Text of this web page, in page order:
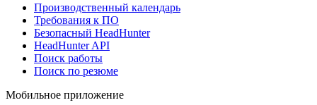
Производственный календарь
Требования к ПО
Безопасный HeadHunter
HeadHunter API
Поиск работы
Поиск по резюме
Мобильное приложение